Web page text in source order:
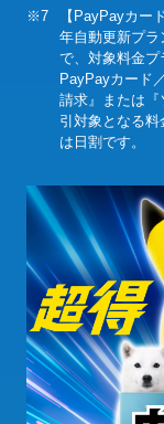
※7
【PayPayカー
年自動更新プ
で、対象料金プ
PayPayカード
請求』または『
引対象となる
は日割です。